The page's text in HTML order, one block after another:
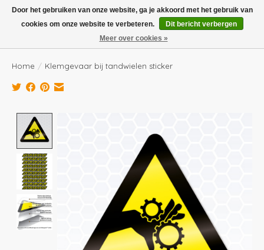
Boven de €100,- gratis verzending! Vóór 14.00 besteld, volgende dag in huis!
Verlanglijst
Home / Klemgevaar bij tandwielen sticker
Door het gebruiken van onze website, ga je akkoord met het gebruik van
cookies om onze website te verbeteren.
Dit bericht verbergen
Meer over cookies »